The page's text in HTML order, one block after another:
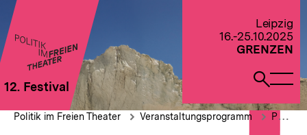
Direkt
zum
Seiteninhalt
springen
12. Festival
Leipzig
16.-25.10.2025
GRENZEN
öffnen
Graniczanka
Brotkrümelnavigation
Pfadnavigation
Politik im Freien Theater Veranstaltungsprogramm Performance & Kunstprojekte